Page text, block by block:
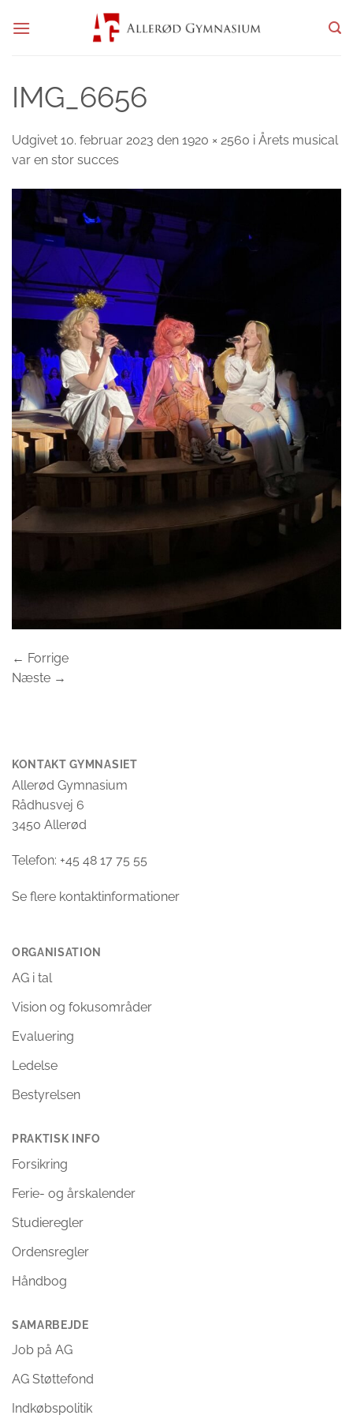
IMG_6656
Udgivet 10. februar 2023 den 1920 × 2560 i Årets musical
var en stor succes
← Forrige
Næste →
KONTAKT GYMNASIET
Allerød Gymnasium
Rådhusvej 6
3450 Allerød
Telefon: +45 48 17 75 55
Se flere kontaktinformationer
ORGANISATION
AG i tal
Vision og fokusområder
Evaluering
Ledelse
Bestyrelsen
PRAKTISK INFO
Forsikring
Ferie- og årskalender
Studieregler
Ordensregler
Håndbog
SAMARBEJDE
Job på AG
AG Støttefond
Indkøbspolitik